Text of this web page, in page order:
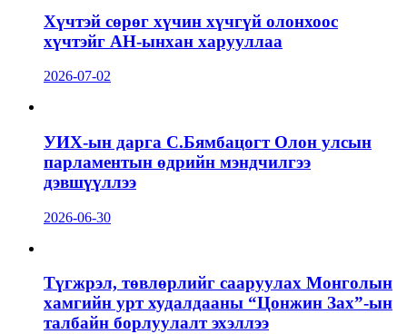
Хүчтэй сөрөг хүчин хүчгүй олонхоос
хүчтэйг АН-ынхан харууллаа
2026-07-02
УИХ-ын дарга С.Бямбацогт Олон улсын
парламентын өдрийн мэндчилгээ
дэвшүүллээ
2026-06-30
Түгжрэл, төвлөрлийг сааруулах Монголын
хамгийн урт худалдааны “Цонжин Зах”-ын
талбайн борлуулалт эхэллээ